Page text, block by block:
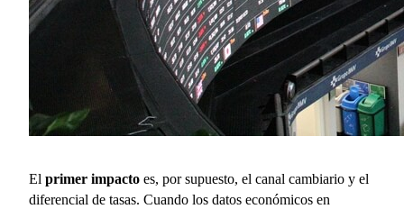
El primer impacto es, por supuesto, el canal cambiario y el
diferencial de tasas. Cuando los datos económicos en